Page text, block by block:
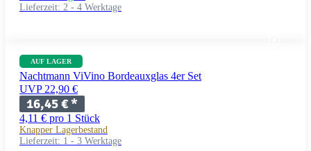
Lieferzeit: 2 - 4 Werktage
AUF LAGER
Nachtmann ViVino Bordeauxglas 4er Set
UVP 22,90 €
16,45 €*
4,11 € pro 1 Stück
Knapper Lagerbestand
Lieferzeit: 1 - 3 Werktage